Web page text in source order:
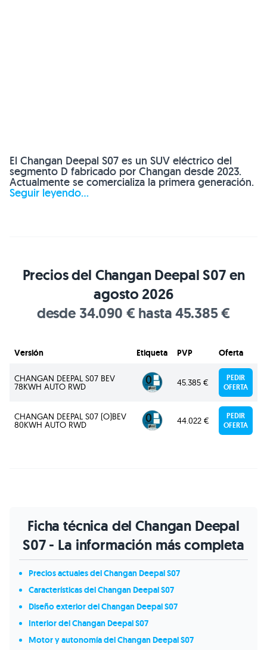
El Changan Deepal S07 es un SUV eléctrico del
segmento D fabricado por Changan desde 2023.
Actualmente se comercializa la primera generación.
Seguir leyendo...
Precios del Changan Deepal S07 en
agosto 2026
desde 34.090 € hasta 45.385 €
Versión Etiqueta PVP Oferta
CHANGAN DEEPAL S07 BEV
78KWH AUTO RWD 45.385 €
PEDIR
OFERTA
CHANGAN DEEPAL S07 (O)BEV
80KWH AUTO RWD 44.022 €
PEDIR
OFERTA
Ficha técnica del Changan Deepal
S07 - La información más completa
Precios actuales del Changan Deepal S07
Características del Changan Deepal S07
Diseño exterior del Changan Deepal S07
Interior del Changan Deepal S07
Motor y autonomía del Changan Deepal S07